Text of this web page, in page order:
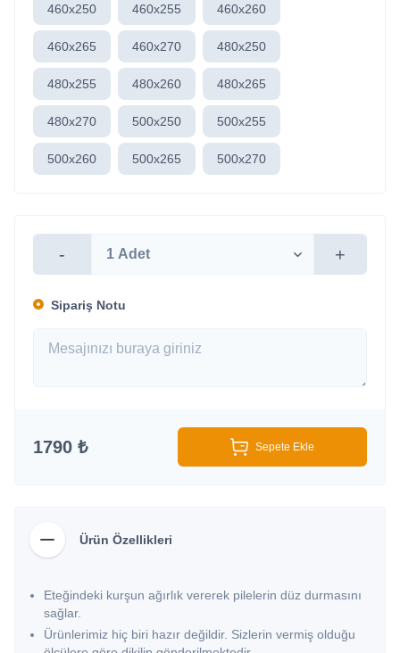
460x250 460x255 460x260
460x265 460x270 480x250
480x255 480x260 480x265
480x270 500x250 500x255
500x260 500x265 500x270
- +
Sipariş Notu
1790 ₺ Sepete Ekle
Ürün Özellikleri
Eteğindeki kurşun ağırlık vererek pilelerin düz durmasını
sağlar.
Ürünlerimiz hiç biri hazır değildir. Sizlerin vermiş olduğu